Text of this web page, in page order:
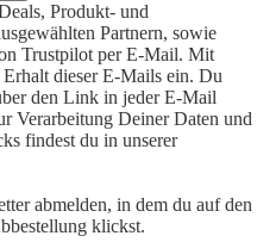
Produkt- und
Partnern, sowie
Trustpilot per E-Mail. Mit
dieser E-Mails ein. Du
den Link in jeder E-Mail
Verarbeitung Deiner Daten und
findest du in unserer
abmelden, in dem du auf den
klickst.